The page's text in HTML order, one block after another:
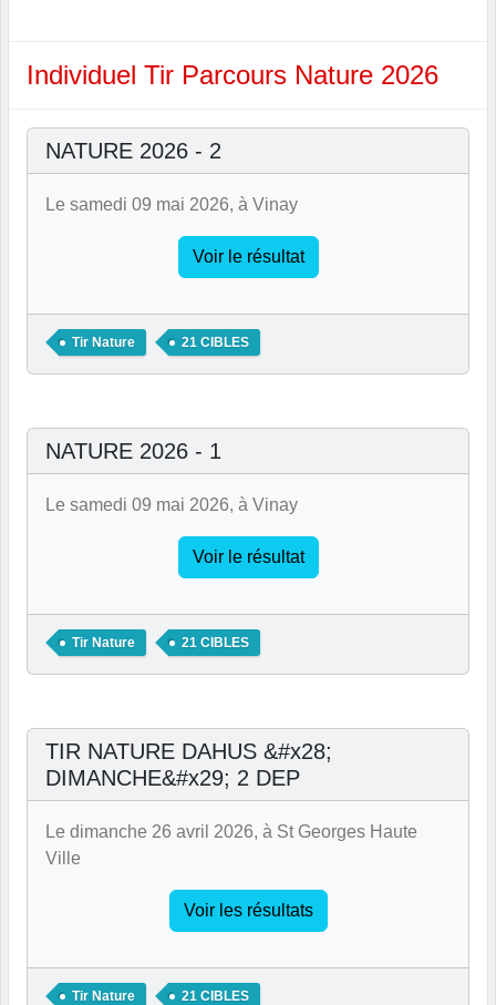
Individuel Tir Parcours Nature 2026
NATURE 2026 - 2
Le samedi 09 mai 2026, à Vinay
Voir le résultat
Tir Nature 21 CIBLES
NATURE 2026 - 1
Le samedi 09 mai 2026, à Vinay
Voir le résultat
Tir Nature 21 CIBLES
TIR NATURE DAHUS &#x28;
DIMANCHE&#x29; 2 DEP
Le dimanche 26 avril 2026, à St Georges Haute
Ville
Voir les résultats
Tir Nature 21 CIBLES